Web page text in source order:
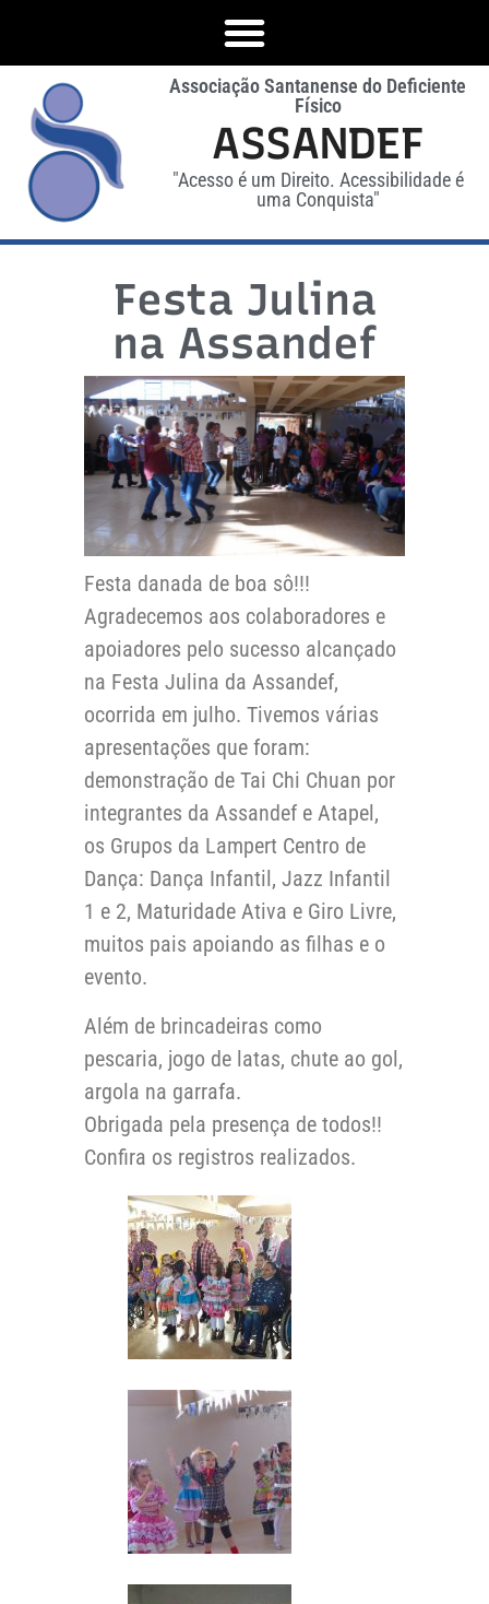
Associação Santanense do Deficiente
Físico
ASSANDEF
"Acesso é um Direito. Acessibilidade é
uma Conquista"
Festa Julina
na Assandef
Festa danada de boa sô!!!
Agradecemos aos colaboradores e
apoiadores pelo sucesso alcançado
na Festa Julina da Assandef,
ocorrida em julho. Tivemos várias
apresentações que foram:
demonstração de Tai Chi Chuan por
integrantes da Assandef e Atapel,
os Grupos da Lampert Centro de
Dança: Dança Infantil, Jazz Infantil
1 e 2, Maturidade Ativa e Giro Livre,
muitos pais apoiando as filhas e o
evento.
Além de brincadeiras como
pescaria, jogo de latas, chute ao gol,
argola na garrafa.
Obrigada pela presença de todos!!
Confira os registros realizados.